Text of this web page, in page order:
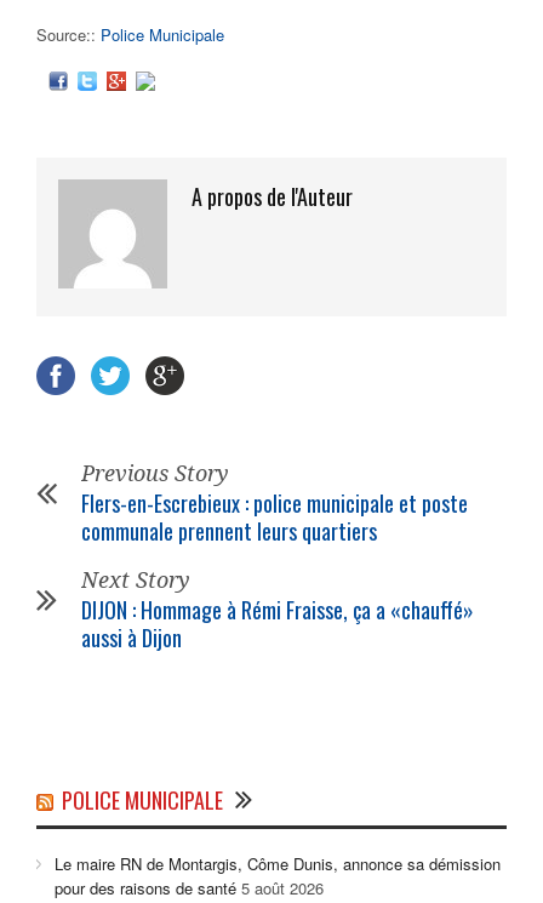
Source:: Police Municipale
A propos de l'Auteur
Previous Story
Flers-en-Escrebieux : police municipale et poste
communale prennent leurs quartiers
Next Story
DIJON : Hommage à Rémi Fraisse, ça a «chauffé»
aussi à Dijon
POLICE MUNICIPALE
Le maire RN de Montargis, Côme Dunis, annonce sa démission
pour des raisons de santé 5 août 2026